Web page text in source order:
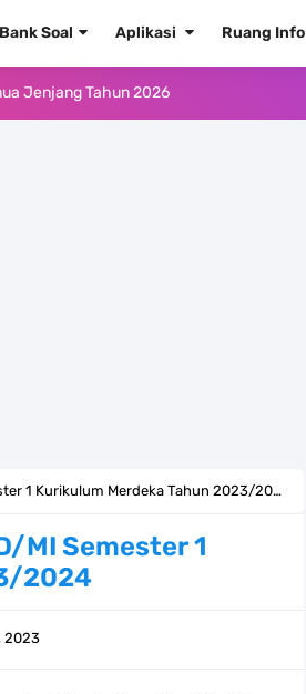
Bank Soal Aplikasi Ruang Info
12 MA Tahun 2026
1 Kurikulum Merdeka Tahun 2023/2024
MI Semester 1
2024
2023